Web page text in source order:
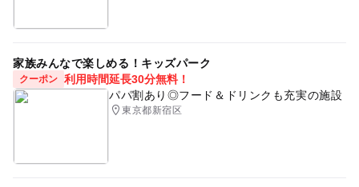
家族みんなで楽しめる！キッズパーク
クーポン 利用時間延長30分無料！
パパ割あり◎フード＆ドリンクも充実の施設
東京都新宿区